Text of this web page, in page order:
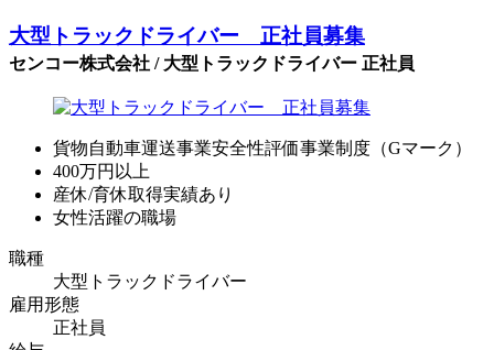
大型トラックドライバー 正社員募集
センコー株式会社 / 大型トラックドライバー 正社員
貨物自動車運送事業安全性評価事業制度（Gマーク）
400万円以上
産休/育休取得実績あり
女性活躍の職場
職種
大型トラックドライバー
雇用形態
正社員